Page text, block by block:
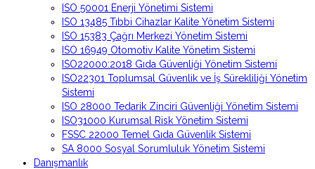
ISO 50001 Enerji Yönetimi Sistemi
ISO 13485 Tıbbi Cihazlar Kalite Yönetim Sistemi
ISO 15383 Çağrı Merkezi Yönetim Sistemi
ISO 16949 Otomotiv Kalite Yönetim Sistemi
ISO22000:2018 Gıda Güvenliği Yönetim Sistemi
ISO22301 Toplumsal Güvenlik ve İş Sürekliliği Yönetim
Sistemi
ISO 28000 Tedarik Zinciri Güvenliği Yönetim Sistemi
ISO31000 Kurumsal Risk Yönetim Sistemi
FSSC 22000 Temel Gıda Güvenlik Sistemi
SA 8000 Sosyal Sorumluluk Yönetim Sistemi
Danışmanlık